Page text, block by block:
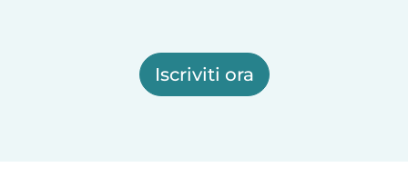
Iscriviti ora